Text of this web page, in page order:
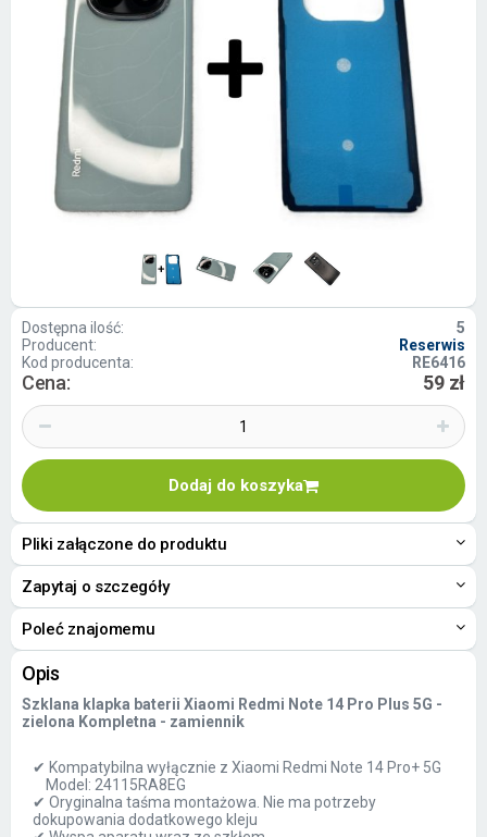
Dostępna ilość:
5
Producent:
Reserwis
Kod producenta:
RE6416
Cena: 59 zł
Dodaj do koszyka
Pliki załączone do produktu
Zapytaj o szczegóły
Poleć znajomemu
Opis
Szklana klapka baterii Xiaomi Redmi Note 14 Pro Plus 5G -
zielona Kompletna - zamiennik
✔ Kompatybilna wyłącznie z Xiaomi Redmi Note 14 Pro+ 5G
Model: 24115RA8EG
✔ Oryginalna taśma montażowa. Nie ma potrzeby
dokupowania dodatkowego kleju